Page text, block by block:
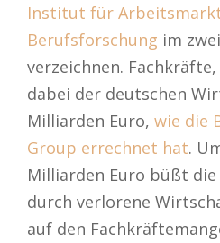
Institut für
Berufsforschung im
verzeichnen.
dabei der deutschen
Milliarden Euro, wie die
Group errechnet hat.
Milliarden Euro büßt
durch verlorene
auf den